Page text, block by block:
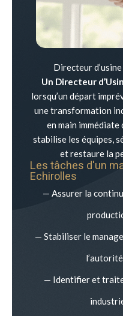
Directeur
Un Directeur
lorsqu’un départ
une transformation
en main immédiate
stabilise les équipes,
et restaure la
Les tâches d'un
Echirolles
— Assurer la
— Stabiliser le
— Identifier et